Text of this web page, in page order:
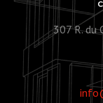
307 R. du